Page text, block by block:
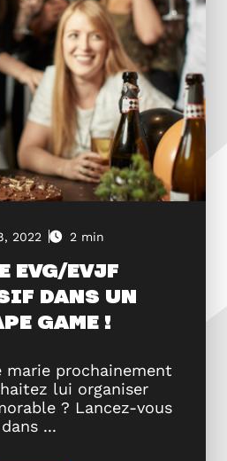
2022 2 min
EVG/EVJF
DANS UN
GAME !
marie prochainement
lui organiser
? Lancez-vous
dans ...